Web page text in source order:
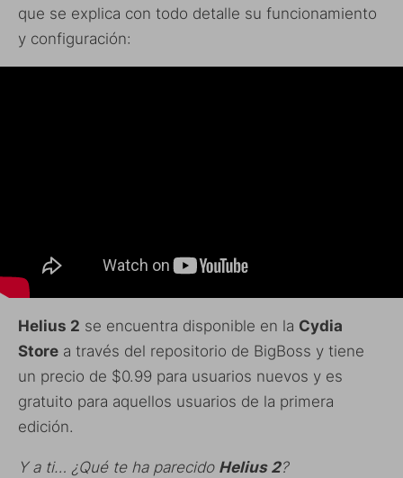
que se explica con todo detalle su funcionamiento
y configuración:
Helius 2 se encuentra disponible en la Cydia
Store a través del repositorio de BigBoss y tiene
un precio de $0.99 para usuarios nuevos y es
gratuito para aquellos usuarios de la primera
edición.
Y a ti… ¿Qué te ha parecido Helius 2?